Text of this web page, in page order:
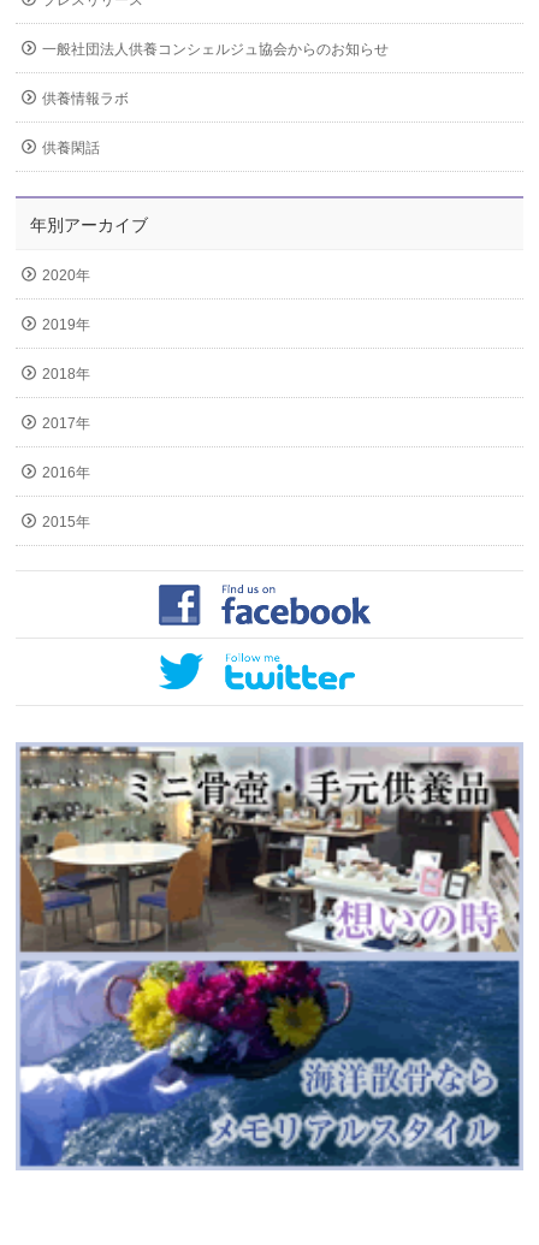
一般社団法人供養コンシェルジュ協会からのお知らせ
供養情報ラボ
供養閑話
年別アーカイブ
2020年
2019年
2018年
2017年
2016年
2015年